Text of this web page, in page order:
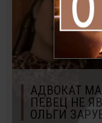
АДВОКАТ
ПЕВЕЦ НЕ
ОЛЬГИ